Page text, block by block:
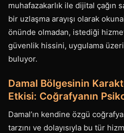
muhafazakarlık ile dijital çağın
bir uzlaşma arayışı olarak
önünde olmadan, istediği
güvenlik hissini, uygulama
buluyor.
Damal Bölgesinin
Etkisi: Coğrafyanın
Damal’ın kendine özgü
tarzını ve dolayısıyla bu tür